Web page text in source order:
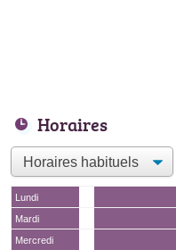
Horaires
Lundi
Mardi
Mercredi